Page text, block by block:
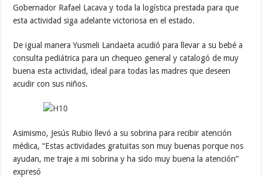
Gobernador Rafael Lacava y toda la logística prestada para que
esta actividad siga adelante victoriosa en el estado.
De igual manera Yusmeli Landaeta acudió para llevar a su bebé a
consulta pediátrica para un chequeo general y catalogó de muy
buena esta actividad, ideal para todas las madres que deseen
acudir con sus niños.
Asimismo, Jesús Rubio llevó a su sobrina para recibir atención
médica, “Estas actividades gratuitas son muy buenas porque nos
ayudan, me traje a mi sobrina y ha sido muy buena la atención”
expresó